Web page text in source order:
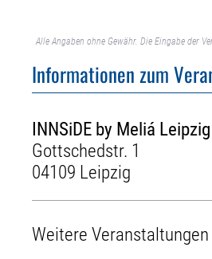
Alle Angaben ohne Gewähr. Die Eingabe der
Informationen zum
INNSiDE by Meliá Leipzig
Gottschedstr. 1
04109 Leipzig
Weitere